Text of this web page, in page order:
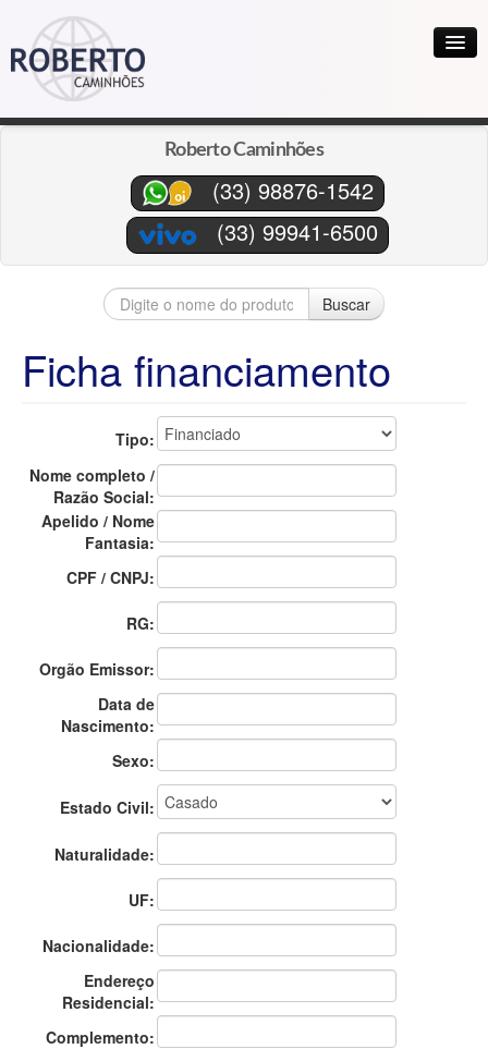
FINANCIAMENTO
REFERÊNCIAS
Roberto Caminhões
(33) 98876-1542
(33) 99941-6500
Buscar
Ficha financiamento
Tipo:
Nome completo /
Razão Social:
Apelido / Nome
Fantasia:
CPF / CNPJ:
RG:
Orgão Emissor:
Data de
Nascimento:
Sexo:
Estado Civil:
Naturalidade:
UF:
Nacionalidade:
Endereço
Residencial:
Complemento: